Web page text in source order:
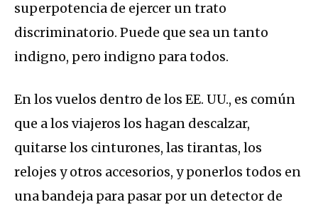
superpotencia de ejercer un trato
discriminatorio. Puede que sea un tanto
indigno, pero indigno para todos.
En los vuelos dentro de los EE. UU., es común
que a los viajeros los hagan descalzar,
quitarse los cinturones, las tirantas, los
relojes y otros accesorios, y ponerlos todos en
una bandeja para pasar por un detector de